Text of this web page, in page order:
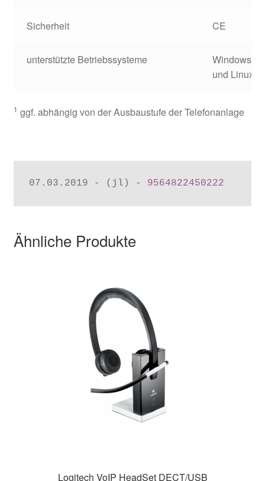
Sicherheit CE
unterstützte Betriebssysteme
Windows 7/
und Linux
1 ggf. abhängig von der Ausbaustufe der Telefonanlage
07.03.2019 - (jl) - 9564822450222
Ähnliche Produkte
Logitech VoIP HeadSet DECT/USB